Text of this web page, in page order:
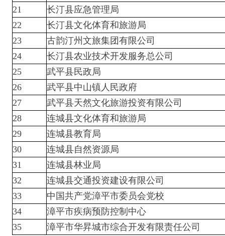
21
长汀县应急管理局
22
长汀县文化体育和旅游局
23
古韵汀州文旅集团有限公司
24
长汀县农业技术开发服务总公司
25
武平县民政局
26
武平县中山镇人民政府
27
武平县天然文化旅游投资有限公司
28
连城县文化体育和旅游局
29
连城县教育局
30
连城县自然资源局
31
连城县林业局
32
连城县交通投资建设有限公司
33
中国共产党漳平市委员会党校
34
漳平市疾病预防控制中心
35
漳平市华昇城市综合开发有限责任公司